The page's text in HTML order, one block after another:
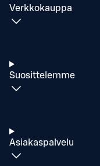
Verkkokauppa
Suosittelemme
Asiakaspalvelu